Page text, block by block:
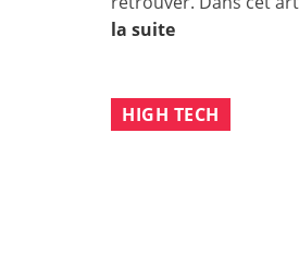
la suite
HIGH TECH